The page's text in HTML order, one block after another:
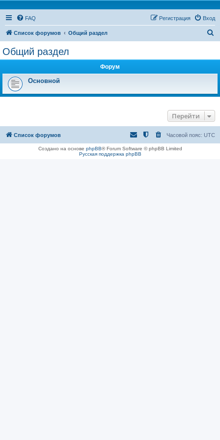
FAQ Вход
Регистрация
Список форумов Общий раздел
Общий раздел
Форум
Основной
Перейти
Список форумов Часовой пояс: UTC
Создано на основе phpBB® Forum Software © phpBB Limited
Русская поддержка phpBB